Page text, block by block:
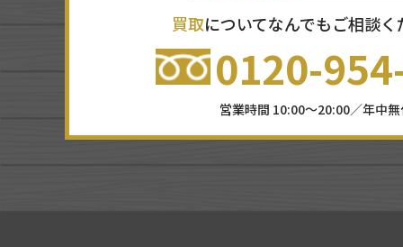
買取についてなんでもご相談く
0120-
営業時間 10:00～20:00／年中